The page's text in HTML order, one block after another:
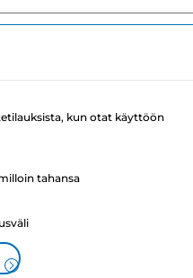
kun otat käyttöön
tahansa